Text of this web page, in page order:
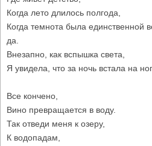
Когда лето длилось полгода,
Когда темнота была единственной
да.
Внезапно, как вспышка света,
Я увидела, что за ночь встала на
Все кончено,
Вино превращается в воду.
Так отведи меня к озеру,
К водопадам,